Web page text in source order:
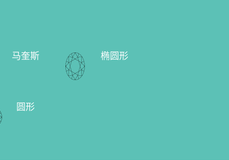
马奎斯 椭圆形
圆形